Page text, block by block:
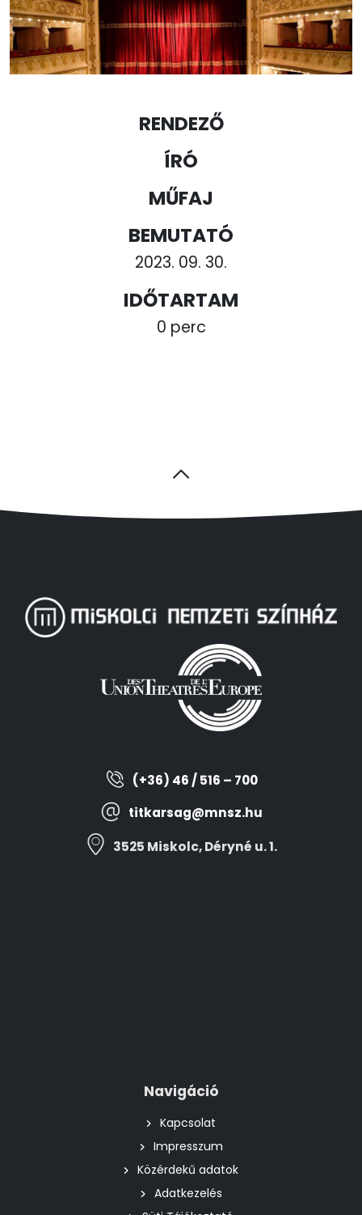
RENDEZŐ
ÍRÓ
MŰFAJ
BEMUTATÓ
2023. 09. 30.
IDŐTARTAM
0 perc
(+36) 46 / 516 – 700
titkarsag@mnsz.hu
3525 Miskolc, Déryné u. 1.
Navigáció
Kapcsolat
Impresszum
Közérdekű adatok
Adatkezelés